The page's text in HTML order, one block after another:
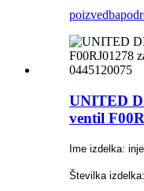
poizvedba
UNITED
ventil
Ime izdelka:
Številka